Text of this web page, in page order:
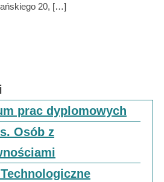
20, […]
prac dyplomowych
Osób z